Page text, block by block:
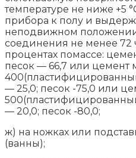
температуре не ниже +5
прибора к полу и
неподвижном
соединения не менее 72
процентах помассе:
песок — 66,7 или цемент
— 25,0; песок -75,0 или
— 20,0; песок -80,0;
ж) на ножках или
(ванны);